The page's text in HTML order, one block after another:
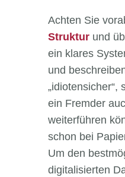
Achten Sie
Strukturund
ein klares
und
„idiotensicher“,
ein Fremder
weiterführen
schon bei
Um den
digitalisierten